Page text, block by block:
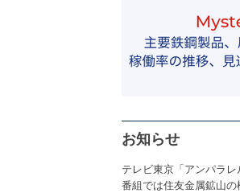
お知らせ
テレビ東京「アンパラ
番組では住友金属鉱山の